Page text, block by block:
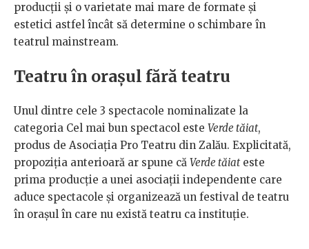
producții și o varietate mai mare de formate și
estetici astfel încât să determine o schimbare în
teatrul mainstream.
Teatru în orașul fără teatru
Unul dintre cele 3 spectacole nominalizate la
categoria Cel mai bun spectacol este Verde tăiat,
produs de Asociația Pro Teatru din Zalău. Explicitată,
propoziția anterioară ar spune că Verde tăiateste
prima producție a unei asociații independente care
aduce spectacole și organizează un festival de teatru
în orașul în care nu există teatru ca instituție.